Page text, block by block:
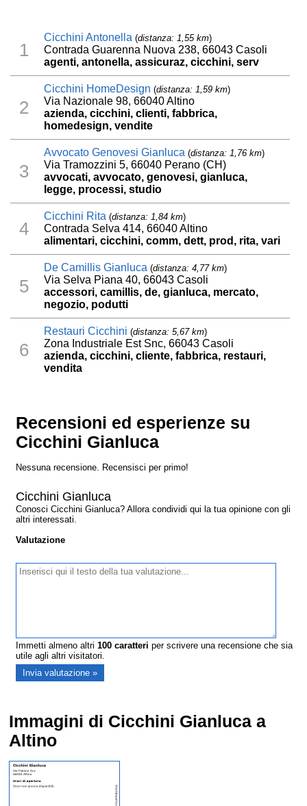
1
Cicchini Antonella (distanza: 1,55 km)
Contrada Guarenna Nuova 238, 66043 Casoli
agenti, antonella, assicuraz, cicchini, serv
2
Cicchini HomeDesign (distanza: 1,59 km)
Via Nazionale 98, 66040 Altino
azienda, cicchini, clienti, fabbrica,
homedesign, vendite
3
Avvocato Genovesi Gianluca (distanza: 1,76 km)
Via Tramozzini 5, 66040 Perano (CH)
avvocati, avvocato, genovesi, gianluca,
legge, processi, studio
4
Cicchini Rita (distanza: 1,84 km)
Contrada Selva 414, 66040 Altino
alimentari, cicchini, comm, dett, prod, rita, vari
5
De Camillis Gianluca (distanza: 4,77 km)
Via Selva Piana 40, 66043 Casoli
accessori, camillis, de, gianluca, mercato,
negozio, podutti
6
Restauri Cicchini (distanza: 5,67 km)
Zona Industriale Est Snc, 66043 Casoli
azienda, cicchini, cliente, fabbrica, restauri,
vendita
Recensioni ed esperienze su
Cicchini Gianluca
Nessuna recensione. Recensisci per primo!
Cicchini Gianluca
Conosci Cicchini Gianluca? Allora condividi qui la tua opinione con gli
altri interessati.
Valutazione
Immetti almeno altri100 caratteri per scrivere una recensione che sia
utile agli altri visitatori.
Immagini di Cicchini Gianluca a
Altino